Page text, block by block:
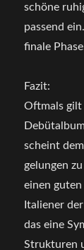
schöne
passend
finale
Fazit:
Oftmals gilt
scheint
gelungen
einen
Italiener
das eine
Strukturen